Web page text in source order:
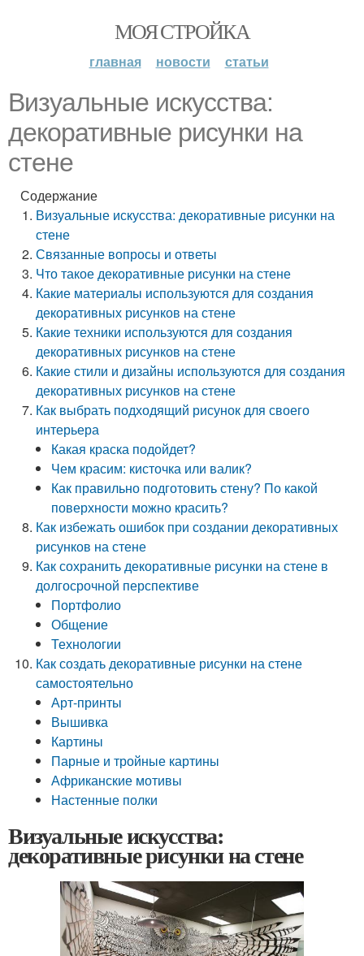
МОЯ СТРОЙКА
главная новости статьи
Визуальные искусства:
декоративные рисунки на
стене
Содержание
Визуальные искусства: декоративные рисунки на
стене
Связанные вопросы и ответы
Что такое декоративные рисунки на стене
Какие материалы используются для создания
декоративных рисунков на стене
Какие техники используются для создания
декоративных рисунков на стене
Какие стили и дизайны используются для создания
декоративных рисунков на стене
Как выбрать подходящий рисунок для своего
интерьера
Какая краска подойдет?
Чем красим: кисточка или валик?
Как правильно подготовить стену? По какой
поверхности можно красить?
Как избежать ошибок при создании декоративных
рисунков на стене
Как сохранить декоративные рисунки на стене в
долгосрочной перспективе
Портфолио
Общение
Технологии
Как создать декоративные рисунки на стене
самостоятельно
Арт-принты
Вышивка
Картины
Парные и тройные картины
Африканские мотивы
Настенные полки
Визуальные искусства:
декоративные рисунки на стене